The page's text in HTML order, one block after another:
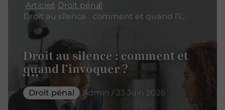
Articles Droit pénal
Droit au silence : comment et quand l’invoquer ?
Droit au silence : comment et
quand l’invoquer ?
Droit pénal Admin / 23 Juin 2026